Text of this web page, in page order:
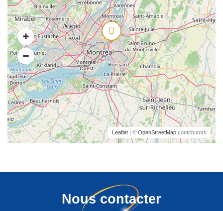
Leaflet | © OpenStreetMap contributors
Nous contacter